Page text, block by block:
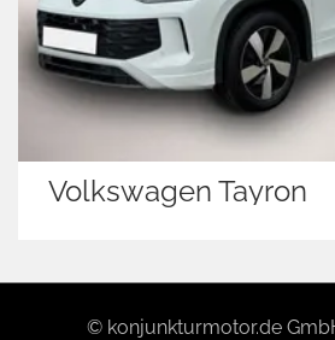
Volkswagen Tayron
© konjunkturmotor.de